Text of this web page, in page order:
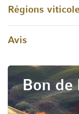
Régions
Avis
Bon de